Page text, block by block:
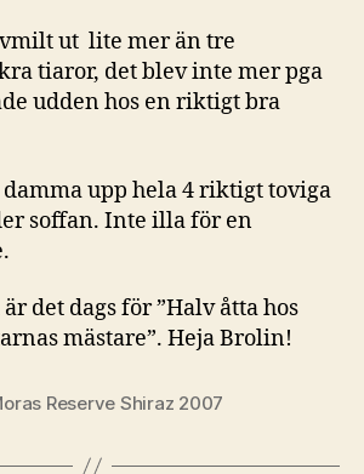
ut lite mer än tre
tiaror, det blev inte mer pga
udden hos en riktigt bra
upp hela 4 riktigt toviga
soffan. Inte illa för en
det dags för ”Halv åtta hos
mästare”. Heja Brolin!
Reserve Shiraz 2007